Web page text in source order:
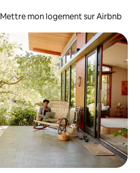
Mettre mon logement sur Airbnb